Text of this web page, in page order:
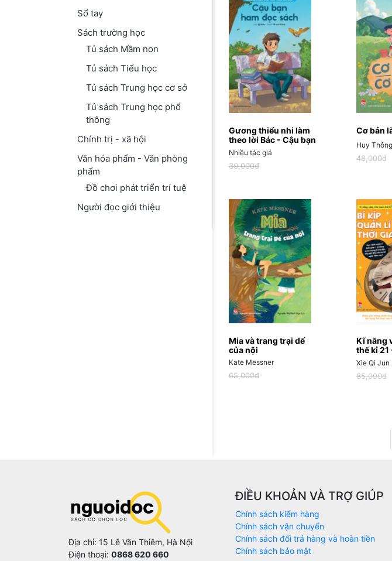
Sổ tay
Sách trường học
Tủ sách Mầm non
Tủ sách Tiểu học
Tủ sách Trung học cơ sở
Tủ sách Trung học phổ
thông
Chính trị - xã hội
Văn hóa phẩm - Văn phòng
phẩm
Đồ chơi phát triển trí tuệ
Người đọc giới thiệu
Gương thiếu nhi làm
theo lời Bác - Cậu bạn
ham đọc sách
Nhiều tác giả
30,000đ
Cơ bản
Huy Thông
48,000đ
Mia và trang trại dế
của nội
Kate Messner
65,000đ
Kĩ năng
thế kỉ 21
lý thời
Xie Qi Jun
85,000đ
Địa chỉ: 15 Lê Văn Thiêm, Hà Nội
Điện thoại: 0868 620 660
ĐIỀU KHOẢN VÀ TRỢ GIÚP
Chính sách kiểm hàng
Chính sách vận chuyển
Chính sách đổi trả hàng và hoàn tiền
Chính sách bảo mật